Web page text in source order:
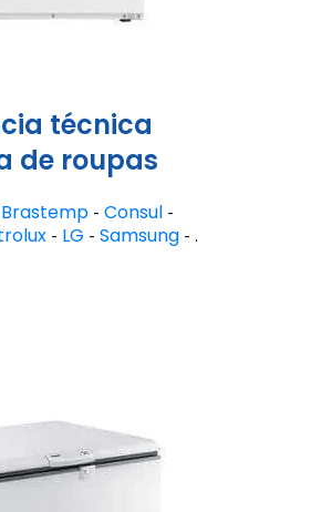
técnica
de roupas
Brastemp- Consul-
- LG - Samsung - .